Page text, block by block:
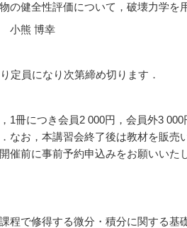
の健全性評価について，破壊力学を
小熊 博幸
定員になり次第締め切ります．
冊につき会員2 000円，会員外3
なお，本講習会終了後は教材を販売
催前に事前予約申込みをお願いいた
で修得する微分・積分に関する基